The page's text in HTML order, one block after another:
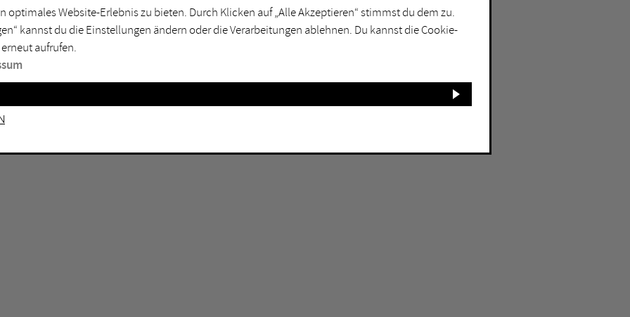
Mülheim an der Ruhr
Oberhausen
Unna
Witten
optimales Website-Erlebnis zu bieten. Durch Klicken auf „Alle Akzeptieren“ stimmst du dem zu.
kannst du die Einstellungen ändern oder die Verarbeitungen ablehnen. Du kannst die Cookie-
aufrufen.